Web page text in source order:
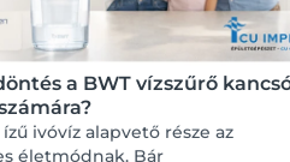
a BWT vízszűrő
ivóvíz alapvető része az
életmódnak. Bár